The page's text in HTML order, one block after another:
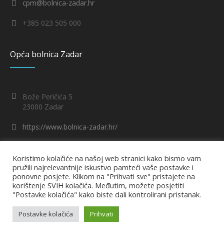
cpm@bolnica-zadar.hr
+385 023 505 000
Opća bolnica Zadar
Bože Peričića 5
23000 Zadar
https://www.bolnica-zadar.hr/
+385 23 505 505
Opća bolnica Zadar © 2022 /
Pravila privatnosti
Koristimo kolačiće na našoj web stranici kako bismo vam
pružili najrelevantnije iskustvo pamteći vaše postavke i
ponovne posjete. Klikom na "Prihvati sve" pristajete na
korištenje SVIH kolačića. Međutim, možete posjetiti
"Postavke kolačića" kako biste dali kontrolirani pristanak.
Postavke kolačića Prihvati